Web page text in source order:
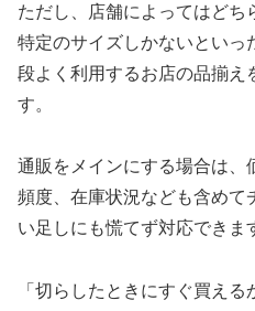
ただし、店舗によってはどち
特定のサイズしかないといっ
段よく利用するお店の品揃え
す。
通販をメインにする場合は、
頻度、在庫状況なども含めて
い足しにも慌てず対応できま
「切らしたときにすぐ買え